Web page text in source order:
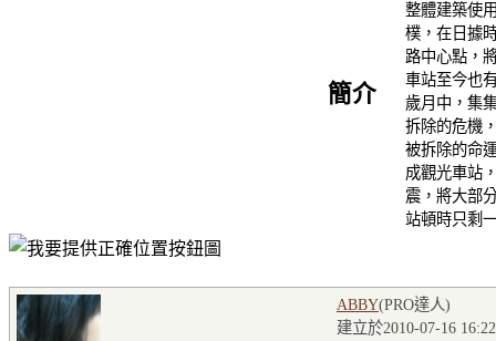
簡介
整體建築使
樸，在日據
路中心點，
車站至今也
歲月中，集
拆除的危機
被拆除的命
成觀光車站
震，將大部
站頓時只剩
ABBY(PRO達人)
建立於2010-07-16